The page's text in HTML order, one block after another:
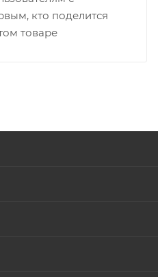
кто поделится
товаре